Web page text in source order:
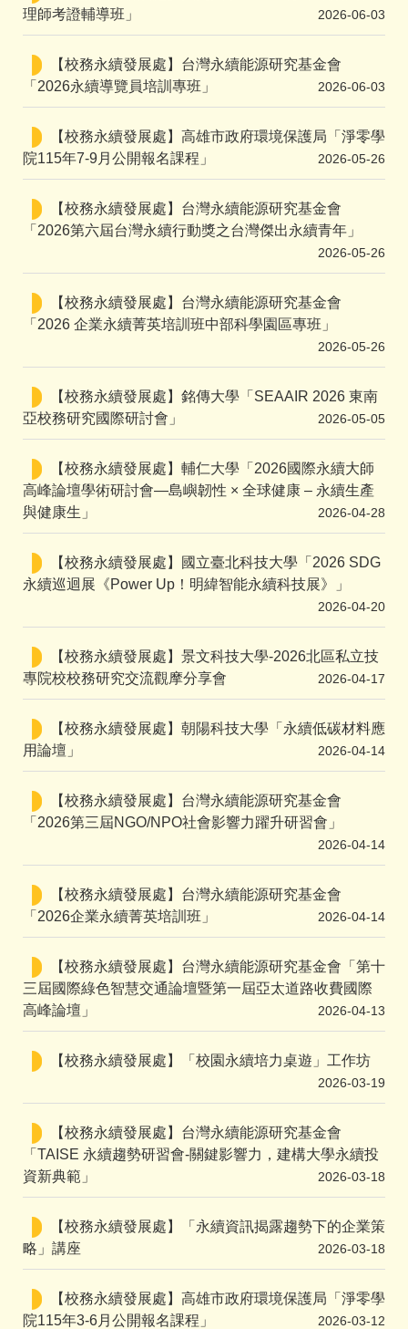
理師考證輔導班」
2026-06-03
【校務永續發展處】台灣永續能源研究基金會
「2026永續導覽員培訓專班」
2026-06-03
【校務永續發展處】高雄市政府環境保護局「淨零學
院115年7-9月公開報名課程」
2026-05-26
【校務永續發展處】台灣永續能源研究基金會
「2026第六屆台灣永續行動獎之台灣傑出永續青年」
2026-05-26
【校務永續發展處】台灣永續能源研究基金會
「2026 企業永續菁英培訓班中部科學園區專班」
2026-05-26
【校務永續發展處】銘傳大學「SEAAIR 2026 東南
亞校務研究國際研討會」
2026-05-05
【校務永續發展處】輔仁大學「2026國際永續大師
高峰論壇學術研討會—島嶼韌性 × 全球健康 – 永續生產
與健康生」
2026-04-28
【校務永續發展處】國立臺北科技大學「2026 SDG
永續巡迴展《Power Up！明緯智能永續科技展》」
2026-04-20
【校務永續發展處】景文科技大學-2026北區私立技
專院校校務研究交流觀摩分享會
2026-04-17
【校務永續發展處】朝陽科技大學「永續低碳材料應
用論壇」
2026-04-14
【校務永續發展處】台灣永續能源研究基金會
「2026第三屆NGO/NPO社會影響力躍升研習會」
2026-04-14
【校務永續發展處】台灣永續能源研究基金會
「2026企業永續菁英培訓班」
2026-04-14
【校務永續發展處】台灣永續能源研究基金會「第十
三屆國際綠色智慧交通論壇暨第一屆亞太道路收費國際
高峰論壇」
2026-04-13
【校務永續發展處】「校園永續培力桌遊」工作坊
2026-03-19
【校務永續發展處】台灣永續能源研究基金會
「TAISE 永續趨勢研習會-關鍵影響力，建構大學永續投
資新典範」
2026-03-18
【校務永續發展處】「永續資訊揭露趨勢下的企業策
略」講座
2026-03-18
【校務永續發展處】高雄市政府環境保護局「淨零學
院115年3-6月公開報名課程」
2026-03-12